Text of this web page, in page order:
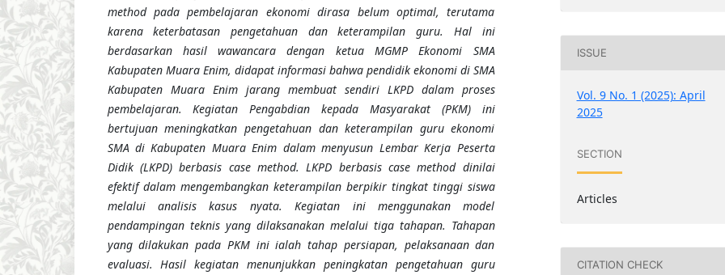
method pada pembelajaran ekonomi dirasa belum optimal, terutama
karena keterbatasan pengetahuan dan keterampilan guru. Hal ini
berdasarkan hasil wawancara dengan ketuaMGMP Ekonomi SMA
Kabupaten Muara Enim, didapat informasi bahwa pendidik ekonomi di SMA
Kabupaten Muara Enim jarang membuat sendiri LKPD dalam proses
pembelajaran. Kegiatan Pengabdian kepada Masyarakat (PKM) ini
bertujuan meningkatkan pengetahuan dan keterampilan guru ekonomi
SMA di Kabupaten Muara Enim dalam menyusun Lembar Kerja Peserta
Didik (LKPD) berbasis case method. LKPD berbasis case method dinilai
efektif dalam mengembangkan keterampilan berpikir tingkat tinggi siswa
melalui analisis kasus nyata. Kegiatan ini menggunakan model
pendampingan teknis yang dilaksanakan melalui tiga tahapan. Tahapan
yang dilakukan pada PKM ini ialah tahap persiapan, pelaksanaan dan
evaluasi. Hasil kegiatan menunjukkan peningkatan pengetahuan guru
ISSUE
Vol. 9 No. 1 (2025): April
2025
SECTION
Articles
CITATION CHECK